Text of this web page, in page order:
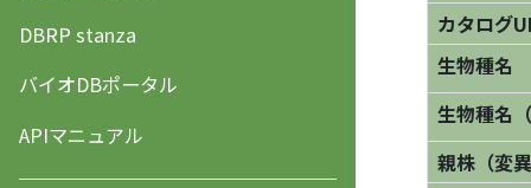
DBRP stanza
バイオDBポータル
APIマニュアル
カタログ
生物種名
生物種名
親株（変